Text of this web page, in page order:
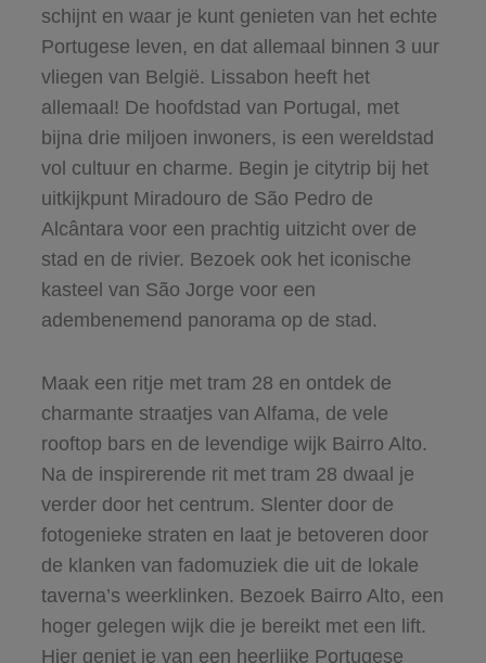
schijnt en waar je kunt genieten van het echte
Portugese leven, en dat allemaal binnen 3 uur
vliegen van België. Lissabon heeft het
allemaal! De hoofdstad van Portugal, met
bijna drie miljoen inwoners, is een wereldstad
vol cultuur en charme. Begin je citytrip bij het
uitkijkpunt Miradouro de São Pedro de
Alcântara voor een prachtig uitzicht over de
stad en de rivier. Bezoek ook het iconische
kasteel van São Jorge voor een
adembenemend panorama op de stad.
Maak een ritje met tram 28 en ontdek de
charmante straatjes van Alfama, de vele
rooftop bars en de levendige wijk Bairro Alto.
Na de inspirerende rit met tram 28 dwaal je
verder door het centrum. Slenter door de
fotogenieke straten en laat je betoveren door
de klanken van fadomuziek die uit de lokale
taverna’s weerklinken. Bezoek Bairro Alto, een
hoger gelegen wijk die je bereikt met een lift.
Hier geniet je van een heerlijke Portugese